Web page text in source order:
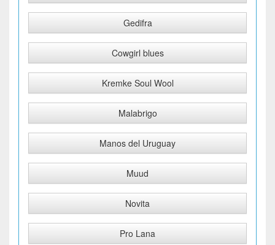
Gedifra
Cowgirl blues
Kremke Soul Wool
Malabrigo
Manos del Uruguay
Muud
Novita
Pro Lana